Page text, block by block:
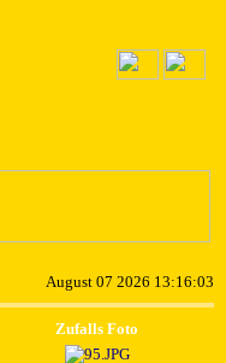
August 07 2026 13:16:03
Zufalls Foto